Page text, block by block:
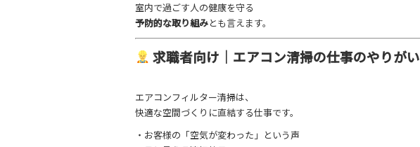
室内で過ごす人の健康を守る
予防的な取り組みとも言えます。
求職者向け｜エアコン清掃の仕事のやりがい
エアコンフィルター清掃は、
快適な空間づくりに直結する仕事です。
・お客様の「空気が変わった」という声